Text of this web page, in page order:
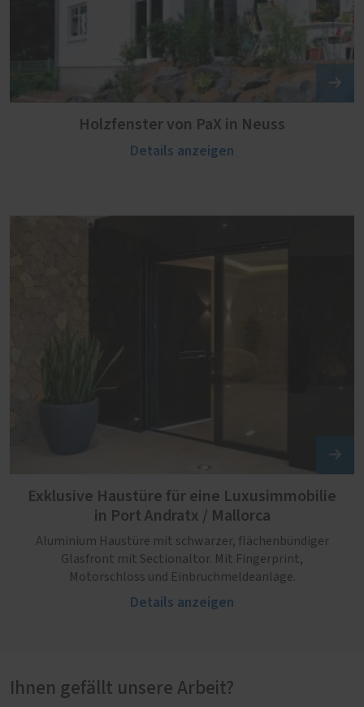
Holzfenster von PaX in Neuss
Details anzeigen
Exklusive Haustüre für eine Luxusimmobilie
in Port Andratx / Mallorca
Aluminium Haustüre mit schwarzer, flächenbündiger
Glasfront mit Sectionaltor. Mit Fingerprint,
Motorschloss und Einbruchmeldeanlage.
Details anzeigen
Ihnen gefällt unsere Arbeit?